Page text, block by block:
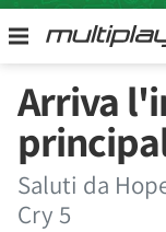
Arriva
Saluti da
Cry 5